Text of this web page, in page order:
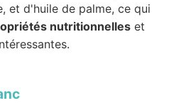
et d'huile de palme, ce qui
nutritionnelleset